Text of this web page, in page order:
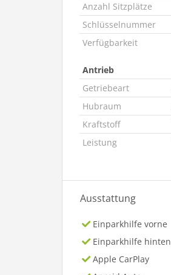
Anzahl Sitzplätze
Schlüsselnummer
Verfügbarkeit
Antrieb
Getriebeart
Hubraum
Kraftstoff
Leistung
Ausstattung
Einparkhilfe vorne
Einparkhilfe hinten
Apple CarPlay